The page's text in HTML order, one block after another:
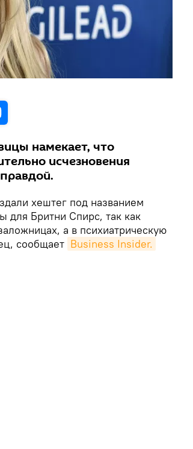
намекает, что
исчезновения
хештег под названием
для Бритни Спирс, так как
а в психиатрическую
сообщает Business Insider.